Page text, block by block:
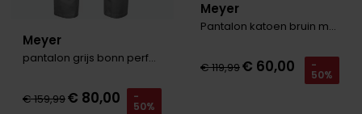
Meyer
pantalon grijs bonn perfect fit
€ 159,99€ 80,00 -
50%
Meyer
Pantalon katoen bruin modern fit
€ 119,99€ 60,00 -
50%